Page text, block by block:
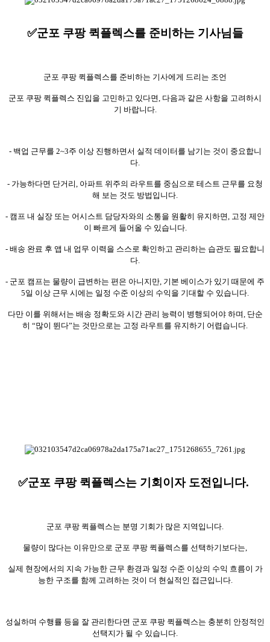
✅군포 쿠팡 퀵플렉스를 준비하는 기사님들
군포 쿠팡 퀵플렉스를 준비하는 기사에게 드리는 조언
군포 쿠팡 퀵플렉스 진입을 고민하고 있다면, 다음과 같은 사항을 고려하시
기 바랍니다.
- 백업 근무를 2~3주 이상 진행하면서 실적 데이터를 남기는 것이 중요합니
다.
- 가능하다면 단거리, 아파트 위주의 라우트를 중심으로 테스트 근무를 요청
해 보는 것도 방법입니다.
- 캠프 내 실장 또는 어시스트 담당자와의 소통을 원활히 유지하면, 고정 제안
이 빠르게 들어올 수 있습니다.
- 배송 완료 후 앱 내 업무 이력을 스스로 확인하고 관리하는 습관도 필요합니
다.
- 군포 캠프는 물량이 급변하는 편은 아니지만, 기본 베이스가 있기 때문에 주
5일 이상 근무 시에는 일정 수준 이상의 수익을 기대할 수 있습니다.
다만 이를 위해서는 배송 정확도와 시간 관리 능력이 병행되어야 하며, 단순
히 “많이 뛴다”는 것만으로는 고정 라우트를 유지하기 어렵습니다.
✅군포 쿠팡 퀵플렉스는 기회이자 도전입니다.
군포 쿠팡 퀵플렉스는 분명 기회가 많은 지역입니다.
물량이 많다는 이유만으로 군포 쿠팡 퀵플렉스를 선택하기보다는,
실제 현장에서의 지속 가능한 근무 환경과 일정 수준 이상의 수익 흐름이 가
능한 구조를 함께 고려하는 것이 더 현실적인 접근입니다.
성실하며 수행률 등을 잘 관리한다면 군포 쿠팡 퀵플렉스는 충분히 안정적인
선택지가 될 수 있습니다.